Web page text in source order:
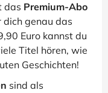
das Premium-Abo
genau das
Euro kannst du
Titel hören, wie
Geschichten!
sind als